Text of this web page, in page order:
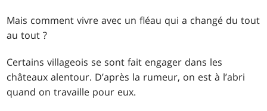
Mais comment vivre avec un fléau qui a changé du tout
au tout ?
Certains villageois se sont fait engager dans les
châteaux alentour. D’après la rumeur, on est à l’abri
quand on travaille pour eux.